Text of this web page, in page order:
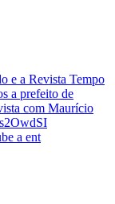
a ent